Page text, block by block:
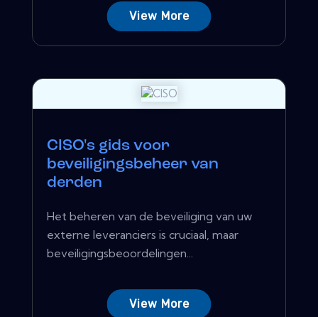
View More
CISO's gids voor
beveiligingsbeheer van
derden
Het beheren van de beveiliging van uw
externe leveranciers is cruciaal, maar
beveiligingsbeoordelingen...
View More